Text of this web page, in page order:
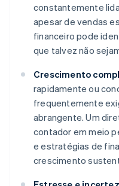
constantemente
apesar de vendas
financeiro pode
que talvez não
Crescimento
rapidamente ou
frequentemente
abrangente. Um
contador em meio
e estratégias de
crescimento